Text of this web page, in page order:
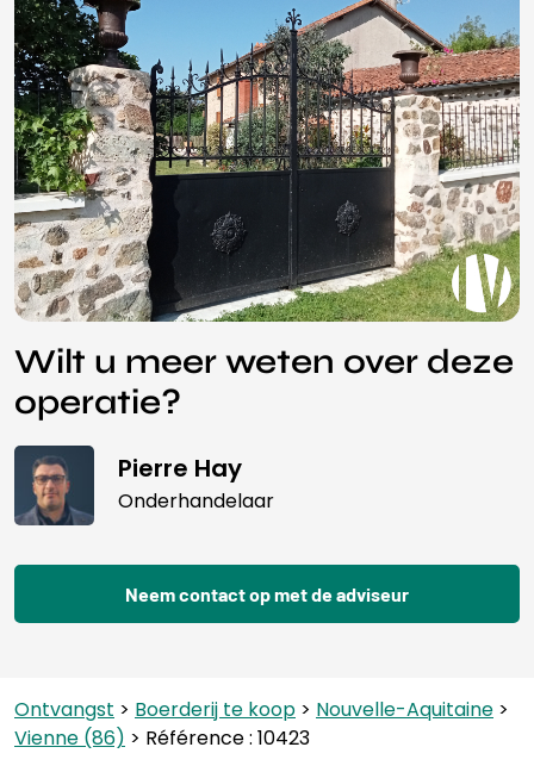
Wilt u meer weten over deze
operatie?
Pierre Hay
Onderhandelaar
Neem contact op met de adviseur
Ontvangst> Boerderij te koop> Nouvelle-Aquitaine>
Vienne (86)> Référence : 10423